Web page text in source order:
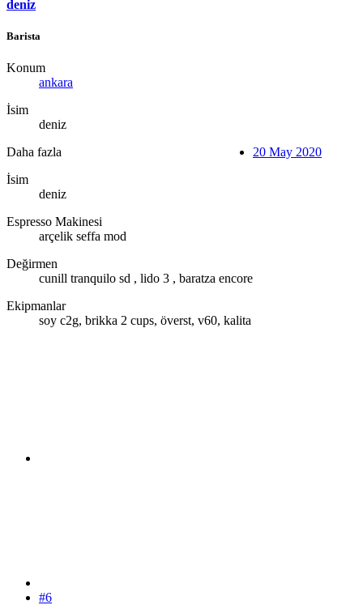
deniz
Barista
Konum
ankara
İsim
deniz
Daha fazla
İsim
deniz
Espresso Makinesi
arçelik seffa mod
Değirmen
cunill tranquilo sd , lido 3 , baratza encore
Ekipmanlar
soy c2g, brikka 2 cups, överst, v60, kalita
20 May 2020
#6